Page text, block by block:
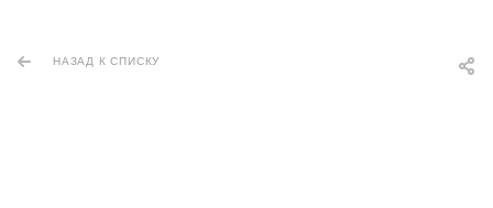
НАЗАД К СПИСКУ